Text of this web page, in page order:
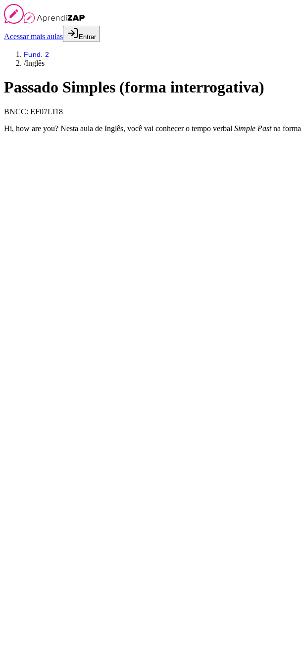
Acessar mais aulas Entrar
Fund. 2
/Inglês
Passado Simples (forma interrogativa)
BNCC: EF07LI18
Hi, how are you? Nesta aula de Inglês, você vai conhecer o tempo verbal Simple Pastna forma